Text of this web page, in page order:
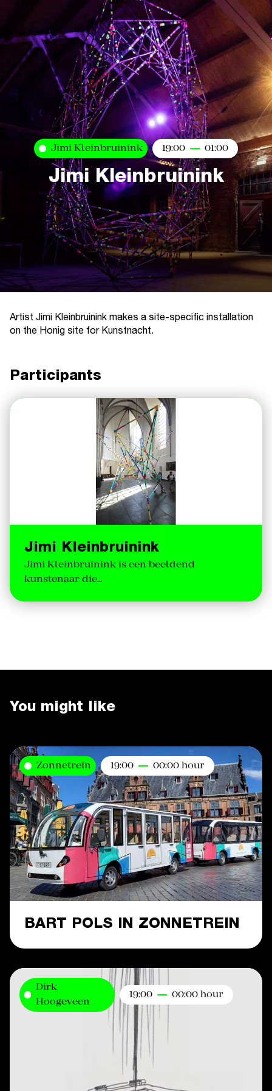
Jimi Kleinbruinink 19:00 01:00
Kaart
Jimi Kleinbruinink
Artist Jimi Kleinbruinink makes a site-specific installation
on the Honig site for Kunstnacht.
Participants
Jimi Kleinbruinink
Jimi Kleinbruinink is een beeldend
kunstenaar die…
You might like
Zonnetrein 19:00 00:00 hour
BART POLS IN ZONNETREIN
Dirk
Hoogeveen
19:00 00:00 hour